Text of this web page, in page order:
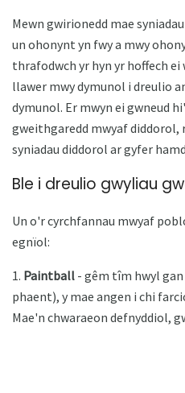
Mewn gwirionedd mae
un ohonynt yn fwy a mwy
thrafodwch yr hyn yr hoffech ei
llawer mwy dymunol i dreulio
dymunol. Er mwyn ei gwneud
gweithgaredd mwyaf diddorol,
syniadau diddorol ar gyfer
Ble i dreulio gwyliau
Un o'r cyrchfannau mwyaf
egnïol:
1. Paintball - gêm tîm hwyl
phaent), y mae angen i chi
Mae'n chwaraeon defnyddiol,